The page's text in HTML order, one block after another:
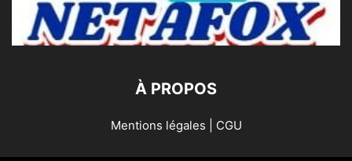
À PROPOS
Mentions légales | CGU